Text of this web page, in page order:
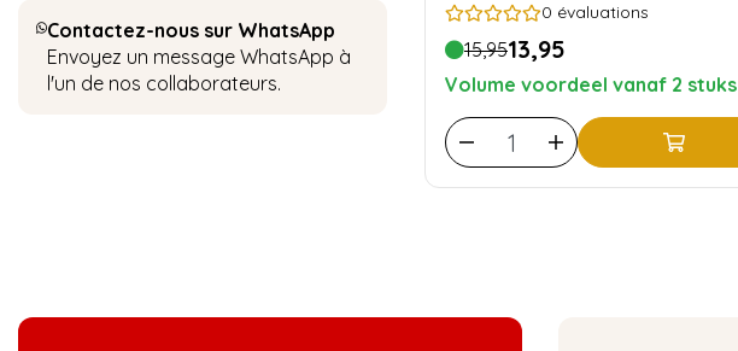
Contactez-nous sur WhatsApp
Envoyez un message WhatsApp à
l'un de nos collaborateurs.
0 évaluations
15,9513,95
Volume voordeel vanaf 2 stuks